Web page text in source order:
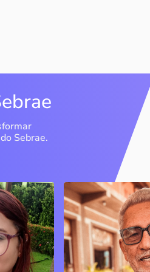
Sebrae.
o
de
Espedito
Nova Olinda / CE
Peças criadas
cearense já foram
apresentadas em
novelas, desfiles